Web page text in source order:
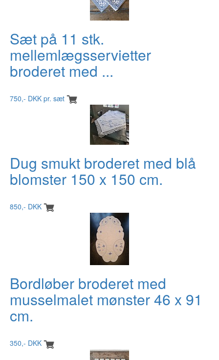
Sæt på 11 stk.
mellemlægsservietter
broderet med ...
750,- DKK pr. sæt
Dug smukt broderet med blå
blomster 150 x 150 cm.
850,- DKK
Bordløber broderet med
musselmalet mønster 46 x 91
cm.
350,- DKK